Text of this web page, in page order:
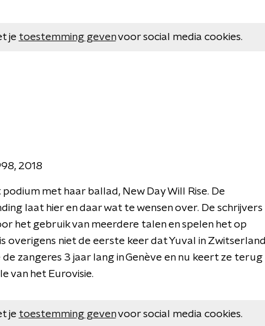
je toestemming gevenvoor social media cookies.
2018
met haar ballad, New Day Will Rise. De
laat hier en daar wat te wensen over. De schrijvers
het gebruik van meerdere talen en spelen het op
overigens niet de eerste keer dat Yuval in Zwitserland
zangeres 3 jaar lang in Genève en nu keert ze terug
van het Eurovisie.
je toestemming gevenvoor social media cookies.